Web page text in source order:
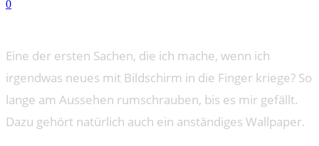
0
Eine der ersten Sachen, die ich mache, wenn ich
irgendwas neues mit Bildschirm in die Finger kriege? So
lange am Aussehen rumschrauben, bis es mir gefällt.
Dazu gehört natürlich auch ein anständiges Wallpaper.